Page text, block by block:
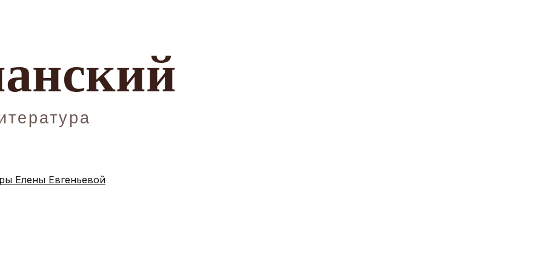
Елены Евгеньевой